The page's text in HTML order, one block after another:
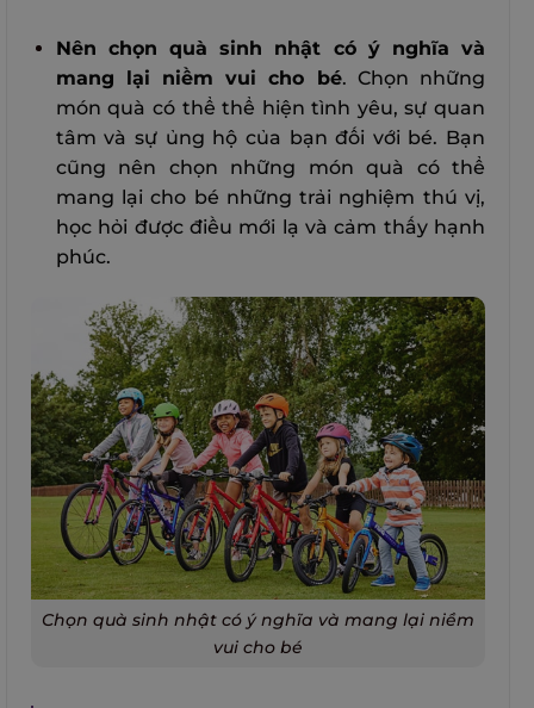
Nên chọn quà sinh nhật có ý nghĩa và
mang lại niềm vui cho bé. Chọn những
món quà có thể thể hiện tình yêu, sự quan
tâm và sự ủng hộ của bạn đối với bé. Bạn
cũng nên chọn những món quà có thể
mang lại cho bé những trải nghiệm thú vị,
học hỏi được điều mới lạ và cảm thấy hạnh
phúc.
Chọn quà sinh nhật có ý nghĩa và mang lại niềm
vui cho bé